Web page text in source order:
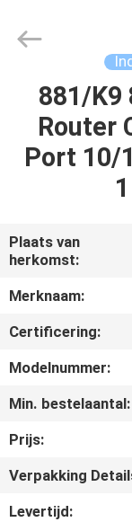
HUIS
OVER
ONS
NEEM
CONTACT
Ltd..
881/K9
Router
Port 10/
Plaats van
herkomst:
Merknaam:
Certificering:
Modelnummer:
Min. bestelaantal:
Prijs:
Verpakking
Levertijd: